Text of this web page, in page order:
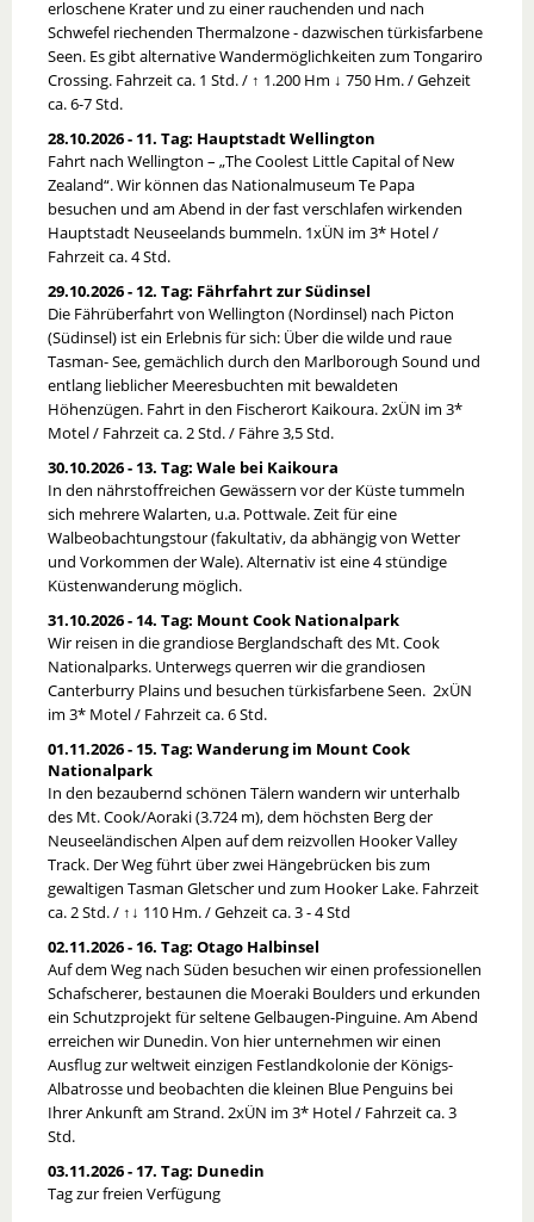
erloschene Krater und zu einer rauchenden und nach
Schwefel riechenden Thermalzone - dazwischen türkisfarbene
Seen. Es gibt alternative Wandermöglichkeiten zum Tongariro
Crossing. Fahrzeit ca. 1 Std. / ↑ 1.200 Hm ↓ 750 Hm. / Gehzeit
ca. 6-7 Std.
28.10.2026 - 11. Tag: Hauptstadt Wellington
Fahrt nach Wellington – „The Coolest Little Capital of New
Zealand“. Wir können das Nationalmuseum Te Papa
besuchen und am Abend in der fast verschlafen wirkenden
Hauptstadt Neuseelands bummeln. 1xÜN im 3* Hotel /
Fahrzeit ca. 4 Std.
29.10.2026 - 12. Tag: Fährfahrt zur Südinsel
Die Fährüberfahrt von Wellington (Nordinsel) nach Picton
(Südinsel) ist ein Erlebnis für sich: Über die wilde und raue
Tasman- See, gemächlich durch den Marlborough Sound und
entlang lieblicher Meeresbuchten mit bewaldeten
Höhenzügen. Fahrt in den Fischerort Kaikoura. 2xÜN im 3*
Motel / Fahrzeit ca. 2 Std. / Fähre 3,5 Std.
30.10.2026 - 13. Tag: Wale bei Kaikoura
In den nährstoffreichen Gewässern vor der Küste tummeln
sich mehrere Walarten, u.a. Pottwale. Zeit für eine
Walbeobachtungstour (fakultativ, da abhängig von Wetter
und Vorkommen der Wale). Alternativ ist eine 4 stündige
Küstenwanderung möglich.
31.10.2026 - 14. Tag: Mount Cook Nationalpark
Wir reisen in die grandiose Berglandschaft des Mt. Cook
Nationalparks. Unterwegs querren wir die grandiosen
Canterburry Plains und besuchen türkisfarbene Seen. 2xÜN
im 3* Motel / Fahrzeit ca. 6 Std.
01.11.2026 - 15. Tag: Wanderung im Mount Cook
Nationalpark
In den bezaubernd schönen Tälern wandern wir unterhalb
des Mt. Cook/Aoraki (3.724 m), dem höchsten Berg der
Neuseeländischen Alpen auf dem reizvollen Hooker Valley
Track. Der Weg führt über zwei Hängebrücken bis zum
gewaltigen Tasman Gletscher und zum Hooker Lake. Fahrzeit
ca. 2 Std. / ↑↓ 110 Hm. / Gehzeit ca. 3 - 4 Std
02.11.2026 - 16. Tag: Otago Halbinsel
Auf dem Weg nach Süden besuchen wir einen professionellen
Schafscherer, bestaunen die Moeraki Boulders und erkunden
ein Schutzprojekt für seltene Gelbaugen-Pinguine. Am Abend
erreichen wir Dunedin. Von hier unternehmen wir einen
Ausflug zur weltweit einzigen Festlandkolonie der Königs-
Albatrosse und beobachten die kleinen Blue Penguins bei
Ihrer Ankunft am Strand. 2xÜN im 3* Hotel / Fahrzeit ca. 3
Std.
03.11.2026 - 17. Tag: Dunedin
Tag zur freien Verfügung